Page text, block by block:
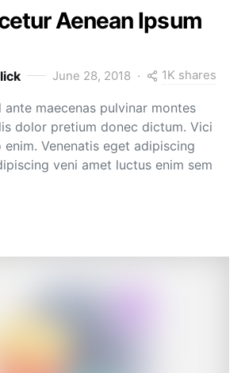
Aenean Ipsum
June 28, 2018 1K shares
ante maecenas pulvinar montes
dolor pretium donec dictum. Vici
Venenatis eget adipiscing
veni amet luctus enim sem